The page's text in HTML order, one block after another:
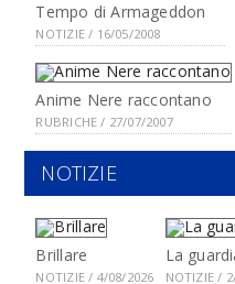
Tempo di Armageddon
NOTIZIE / 16/05/2008
Anime Nere raccontano
RUBRICHE / 27/07/2007
NOTIZIE
Brillare
NOTIZIE / 4/08/2026
La
NOTIZIE /